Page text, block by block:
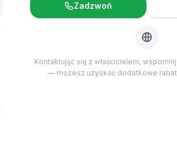
Niemowlęta
Maksymalna liczba gości:2
Zadzwoń
Kontaktując się z właścicielem,
— możesz uzyskać dodatkowe